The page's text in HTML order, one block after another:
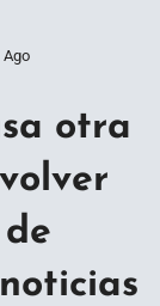
Ago
otra